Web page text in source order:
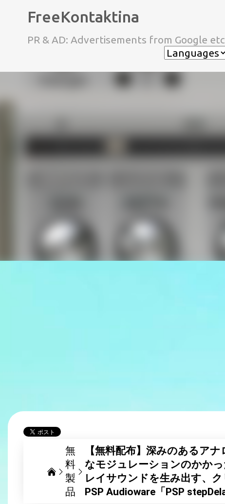
FreeKontaktina
PR & AD: Advertisements from Google
無
料
製
品
【無料配布】深みのあるア
なモジュレーションのかか
レイサウンドを生み出す、
PSP Audioware「PSP